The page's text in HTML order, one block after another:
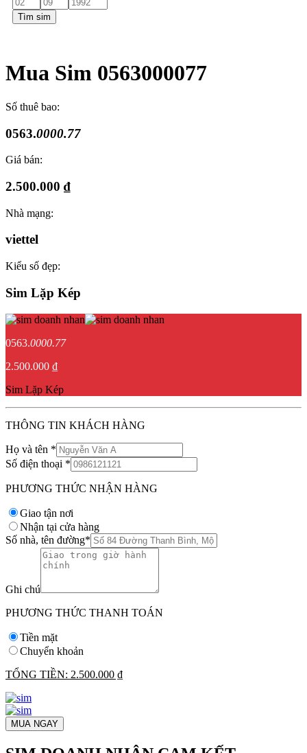
Tìm sim
Mua Sim 0563000077
Số thuê bao:
0563.0000.77
Giá bán:
2.500.000 ₫
Nhà mạng:
viettel
Kiểu số đẹp:
Sim Lặp Kép
0563.0000.77
2.500.000 ₫
Sim Lặp Kép
THÔNG TIN KHÁCH HÀNG
Họ và tên *
Số điện thoại *
PHƯƠNG THỨC NHẬN HÀNG
Giao tận nơi
Nhận tại cửa hàng
Số nhà, tên đường*
Ghi chú
PHƯƠNG THỨC THANH TOÁN
Tiền mặt
Chuyển khoản
TỔNG TIỀN: 2.500.000 ₫
MUA NGAY